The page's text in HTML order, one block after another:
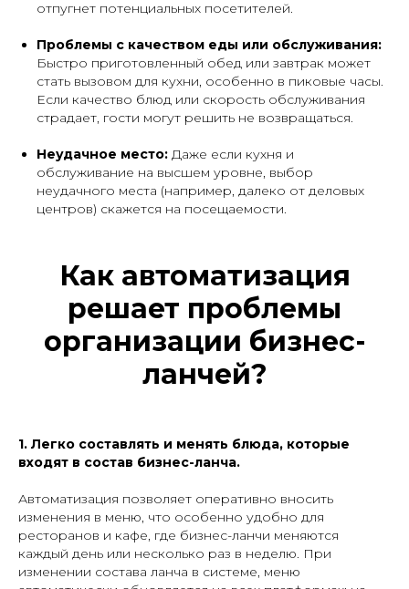
отпугнет потенциальных посетителей.
Проблемы с качеством еды или обслуживания:
Быстро приготовленный обед или завтрак может
стать вызовом для кухни, особенно в пиковые часы.
Если качество блюд или скорость обслуживания
страдает, гости могут решить не возвращаться.
Неудачное место: Даже если кухня и
обслуживание на высшем уровне, выбор
неудачного места (например, далеко от деловых
центров) скажется на посещаемости.
Как автоматизация
решает проблемы
организации бизнес-
ланчей?
1. Легко составлять и менять блюда, которые
входят в состав бизнес-ланча.
Автоматизация позволяет оперативно вносить
изменения в меню, что особенно удобно для
ресторанов и кафе, где бизнес-ланчи меняются
каждый день или несколько раз в неделю. При
изменении состава ланча в системе, меню